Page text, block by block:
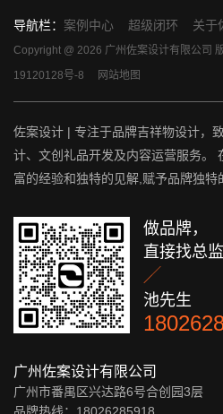
导航栏： 案例中心 超级闭环 关于
Copyright @ 2026 广州佐案设计有限公司
19120128号-8
网站地图
佐案设计 | 专注于品牌吉祥物设计，
计、文创礼品开发及内容运营服务。
富的经验和独特的见解,赋予品牌独特
做品牌，
直接找总监

池先生
广州佐案设计有限公司
广州市番禺区兴达路6号合创园3层